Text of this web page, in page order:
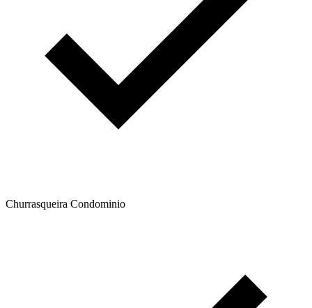
Churrasqueira Condominio